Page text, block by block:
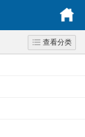
查看分类